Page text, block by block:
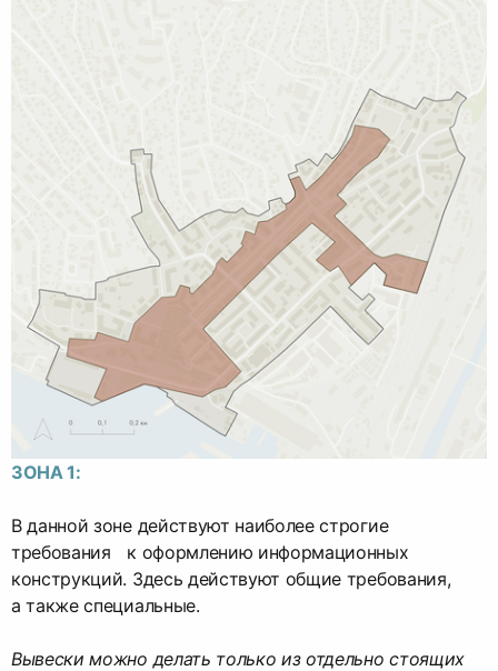
ЗОНА 1:
В данной зоне действуют наиболее строгие
требования к оформлению информационных
конструкций. Здесь действуют общие требования,
а также специальные.
Вывески можно делать только из отдельно стоящих